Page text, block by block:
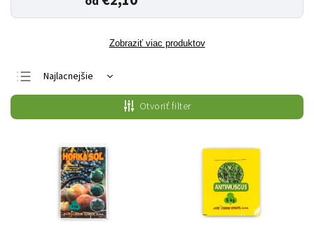
Zobraziť viac produktov
Najlacnejšie
Najdrahšie
Najpredávanejšie
Abecedne
Otvoriť filter